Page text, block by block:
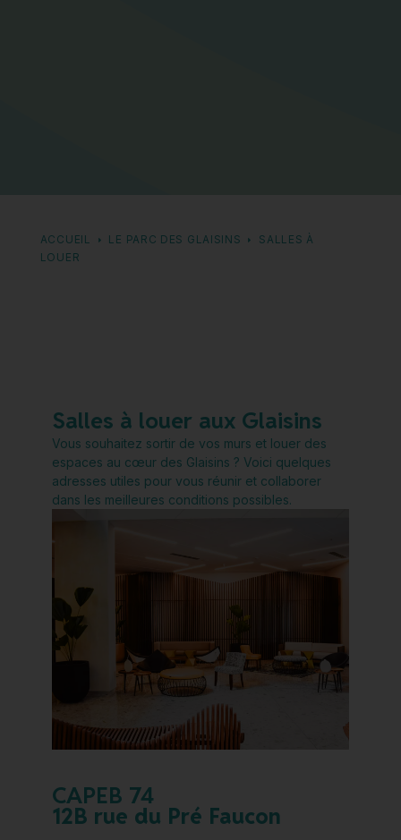
ACCUEIL LE PARC DES GLAISINS
SALLES À
LOUER
Salles à louer aux Glaisins
Vous souhaitez sortir de vos murs et louer des
espaces au cœur des Glaisins ? Voici quelques
adresses utiles pour vous réunir et collaborer
dans les meilleures conditions possibles.
CAPEB 74
12B rue du Pré Faucon